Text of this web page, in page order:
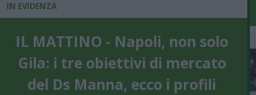
IN EVIDENZA
IL MATTINO - Napoli, non solo
Gila: i tre obiettivi di mercato
del Ds Manna, ecco i profili